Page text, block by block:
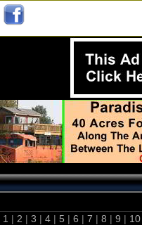
1 | 2 | 3 | 4 | 5 | 6 | 7 | 8 | 9 |